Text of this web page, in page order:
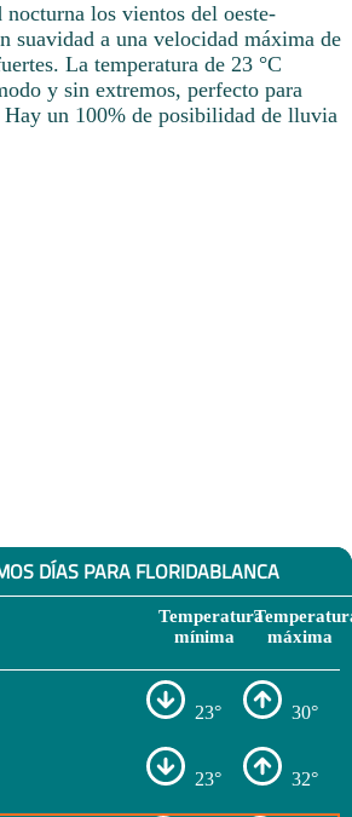
los vientos del oeste-
suavidad a una velocidad máxima de
La temperatura de 23 °C
y sin extremos, perfecto para
un 100% de posibilidad de lluvia
DÍAS PARA FLORIDABLANCA
Temperatura
mínima
máxima
23° 30°
23° 32°